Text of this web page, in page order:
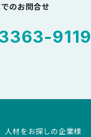
のお問合せ
9119
人材をお探しの企業様